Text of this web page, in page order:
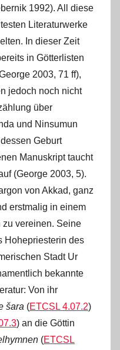
1992). All diese
Literaturwerke
In dieser Zeit
in Götterlisten
2003, 71 ff),
jedoch noch nicht
über
und Ninsumun
Geburt
Manuskript taucht
(George 2003, 5).
von Akkad, ganz
erstmalig in einem
vereinen. Seine
Hohepriesterin des
Stadt Ur
bekannte
Von ihr
šara (ETCSL 4.07.2)
) an die Göttin
(ETCSL